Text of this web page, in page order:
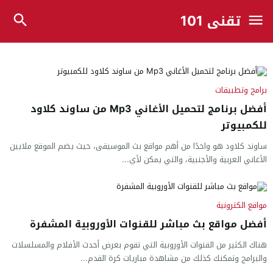
تقني 101
برامج وتطبيقات
أفضل برنامج لتحميل الأغاني Mp3 من ساوند كلاود
للكمبيوتر
ساوند كلاود هو واحدًا من أهم مواقع بث الموسيقى، حيث يضم الموقع ملايين
الأغاني العربية والأجنبية، والتي يمكن لأي...
مواقع الكترونية
أفضل مواقع بث مباشر للقنوات الأوروبية المشفرة
هناك الكثير من القنوات الأوروبية التي تقوم بعرض أحدث الأفلام والمسلسلات
والبرامج وتمكنك كذلك من مشاهدة مباريات كرة القدم...